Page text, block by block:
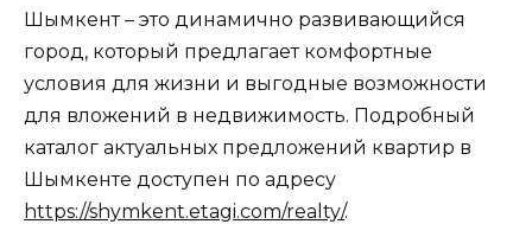
Шымкент – это динамично развивающийся
город, который предлагает комфортные
условия для жизни и выгодные возможности
для вложений в недвижимость. Подробный
каталог актуальных предложений квартир в
Шымкенте доступен по адресу
https://shymkent.etagi.com/realty/.